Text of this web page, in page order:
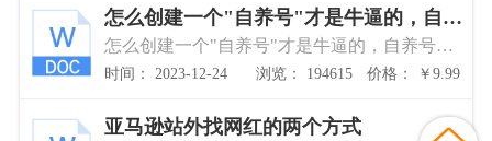
怎么创建一个"自养号"才是牛逼的，自养
号制作教程
怎么创建一个"自养号"才是牛逼的，自养号制
作教程
时间： 2023-12-24 浏览： 194615 价格： ￥9.99
亚马逊站外找网红的两个方式